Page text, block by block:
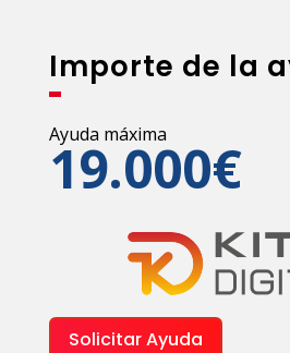
Importe de la
Ayuda máxima
19.000€
Solicitar Ayuda